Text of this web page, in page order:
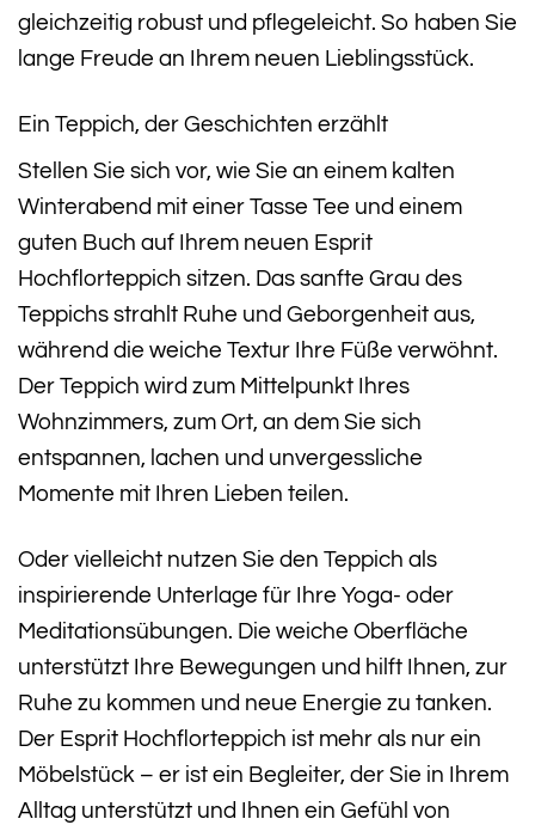
gleichzeitig robust und pflegeleicht. So haben Sie
lange Freude an Ihrem neuen Lieblingsstück.
Ein Teppich, der Geschichten erzählt
Stellen Sie sich vor, wie Sie an einem kalten
Winterabend mit einer Tasse Tee und einem
guten Buch auf Ihrem neuen Esprit
Hochflorteppich sitzen. Das sanfte Grau des
Teppichs strahlt Ruhe und Geborgenheit aus,
während die weiche Textur Ihre Füße verwöhnt.
Der Teppich wird zum Mittelpunkt Ihres
Wohnzimmers, zum Ort, an dem Sie sich
entspannen, lachen und unvergessliche
Momente mit Ihren Lieben teilen.
Oder vielleicht nutzen Sie den Teppich als
inspirierende Unterlage für Ihre Yoga- oder
Meditationsübungen. Die weiche Oberfläche
unterstützt Ihre Bewegungen und hilft Ihnen, zur
Ruhe zu kommen und neue Energie zu tanken.
Der Esprit Hochflorteppich ist mehr als nur ein
Möbelstück – er ist ein Begleiter, der Sie in Ihrem
Alltag unterstützt und Ihnen ein Gefühl von